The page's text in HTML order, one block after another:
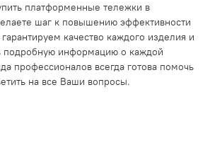
платформенные тележки в
шаг к повышению эффективности
качество каждого изделия и
подробную информацию о каждой
профессионалов всегда готова помочь
на все Ваши вопросы.